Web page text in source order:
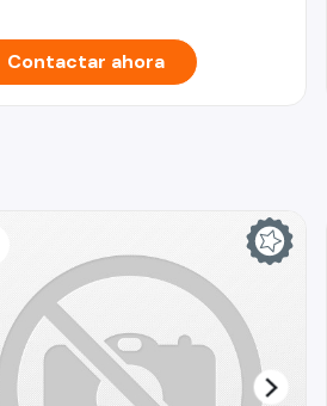
Contactar ahora